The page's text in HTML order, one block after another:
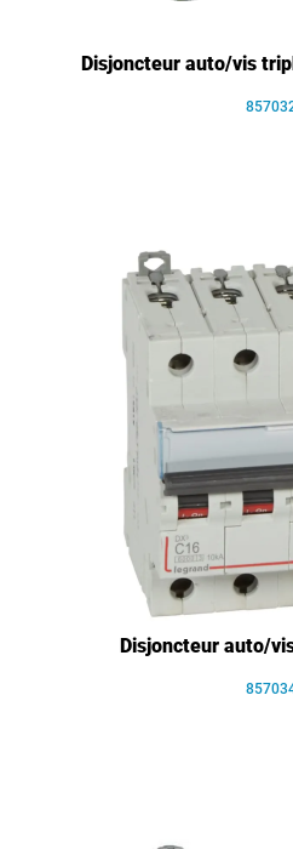
Disjoncteur auto/vis
Disjoncteur auto/